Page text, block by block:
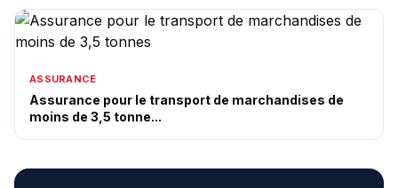
ASSURANCE
Assurance pour le transport de marchandises de
moins de 3,5 tonne...